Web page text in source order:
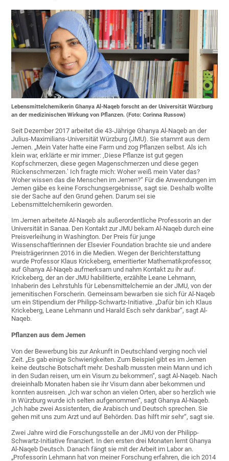
Lebensmittelchemikerin Ghanya Al-Naqeb forscht an der Universität Würzburg
an der medizinischen Wirkung von Pflanzen. (Foto: Corinna Russow)
Seit Dezember 2017 arbeitet die 43-Jährige Ghanya Al-Naqeb an der
Julius-Maximilians-Universität Würzburg (JMU). Sie stammt aus dem
Jemen. „Mein Vater hatte eine Farm und zog Pflanzen selbst. Als ich
klein war, erklärte er mir immer: ‚Diese Pflanze ist gut gegen
Kopfschmerzen, diese gegen Magenschmerzen und diese gegen
Rückenschmerzen.‛ Ich fragte mich: Woher weiß mein Vater das?
Woher wissen das die Menschen im Jemen?“ Für die Anwendungen im
Jemen gäbe es keine Forschungsergebnisse, sagt sie. Deshalb wollte
sie der Sache auf den Grund gehen. Darum sei sie
Lebensmittelchemikerin geworden.
Im Jemen arbeitete Al-Naqeb als außerordentliche Professorin an der
Universität in Sanaa. Den Kontakt zur JMU bekam Al-Naqeb durch eine
Preisverleihung in Washington. Der Preis für junge
Wissenschaftlerinnen der Elsevier Foundation brachte sie und andere
Preisträgerinnen 2016 in die Medien. Wegen der Berichterstattung
wurde Professor Klaus Krickeberg, emeritierter Mathematikprofessor,
auf Ghanya Al-Naqeb aufmerksam und nahm Kontakt zu ihr auf.
Krickeberg, der an der JMU habilitierte, erzählte Leane Lehmann,
Inhaberin des Lehrstuhls für Lebensmittelchemie an der JMU, von der
jemenitischen Forscherin. Gemeinsam bewarben sie sich für Al-Naqeb
um ein Stipendium der Philipp-Schwartz-Initiative. „Dafür bin ich Klaus
Krickeberg, Leane Lehmann und Harald Esch sehr dankbar“, sagt Al-
Naqeb.
Pflanzen aus dem Jemen
Von der Bewerbung bis zur Ankunft in Deutschland verging noch viel
Zeit. „Es gab einige Schwierigkeiten. Zum Beispiel gibt es im Jemen
keine deutsche Botschaft mehr. Deshalb mussten mein Mann und ich
in den Sudan reisen, um ein Visum zu bekommen“, sagt Al-Naqeb. Nach
dreieinhalb Monaten haben sie ihr Visum dann aber bekommen und
konnten ausreisen. „Ich war schon an vielen Orten, aber so herzlich wie
in Würzburg wurde ich selten aufgenommen“, sagt Ghanya Al-Naqeb.
„Ich habe zwei Assistenten, die Arabisch und Deutsch sprechen. Sie
gehen mit uns zum Arzt und auf Behörden. Das hilft mir sehr“, sagt sie.
Zwei Jahre wird die Forschungsstelle an der JMU von der Philipp-
Schwartz-Initiative finanziert. In den ersten drei Monaten lernt Ghanya
Al-Naqeb Deutsch. Danach fängt sie mit der Arbeit im Labor an.
„Professorin Lehmann hat von meiner Forschung erfahren, die ich 2014